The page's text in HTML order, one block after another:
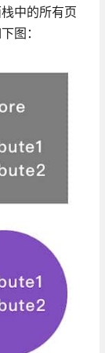
中的所有页
图：